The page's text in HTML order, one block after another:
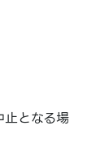
となる場